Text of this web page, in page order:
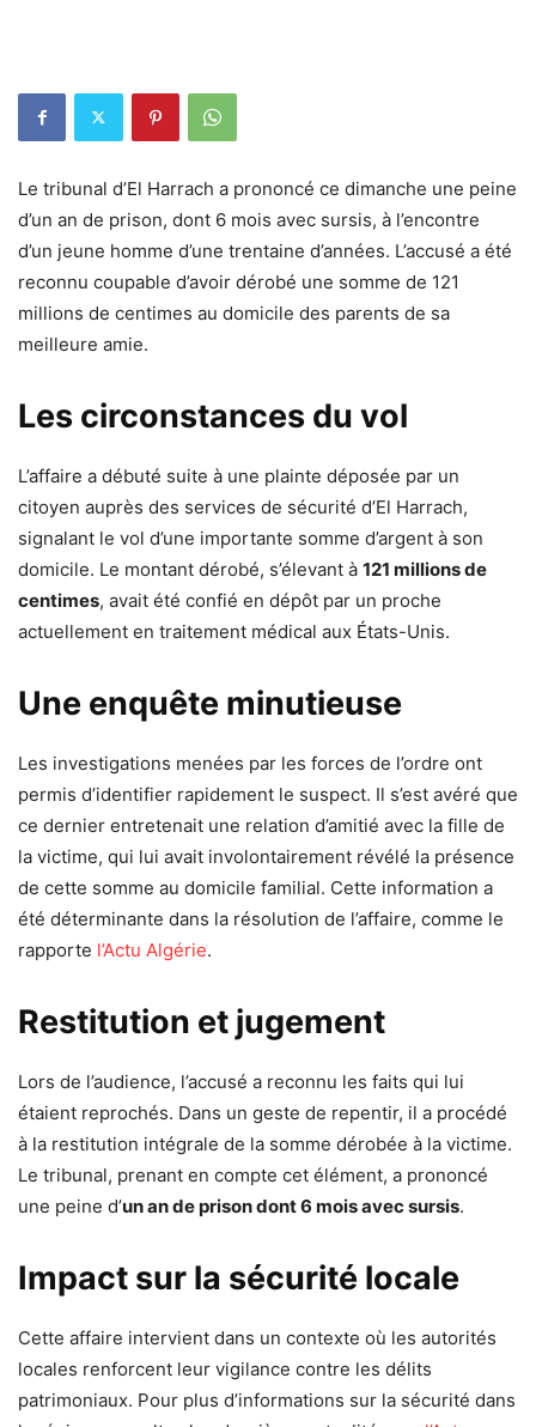
Le tribunal d’El Harrach a prononcé ce dimanche une peine
d’un an de prison, dont 6 mois avec sursis, à l’encontre
d’un jeune homme d’une trentaine d’années. L’accusé a été
reconnu coupable d’avoir dérobé une somme de 121
millions de centimes au domicile des parents de sa
meilleure amie.
Les circonstances du vol
L’affaire a débuté suite à une plainte déposée par un
citoyen auprès des services de sécurité d’El Harrach,
signalant le vol d’une importante somme d’argent à son
domicile. Le montant dérobé, s’élevant à 121 millions de
centimes, avait été confié en dépôt par un proche
actuellement en traitement médical aux États-Unis.
Une enquête minutieuse
Les investigations menées par les forces de l’ordre ont
permis d’identifier rapidement le suspect. Il s’est avéré que
ce dernier entretenait une relation d’amitié avec la fille de
la victime, qui lui avait involontairement révélé la présence
de cette somme au domicile familial. Cette information a
été déterminante dans la résolution de l’affaire, comme le
rapporte l’Actu Algérie.
Restitution et jugement
Lors de l’audience, l’accusé a reconnu les faits qui lui
étaient reprochés. Dans un geste de repentir, il a procédé
à la restitution intégrale de la somme dérobée à la victime.
Le tribunal, prenant en compte cet élément, a prononcé
une peine d’un an de prison dont 6 mois avec sursis.
Impact sur la sécurité locale
Cette affaire intervient dans un contexte où les autorités
locales renforcent leur vigilance contre les délits
patrimoniaux. Pour plus d’informations sur la sécurité dans